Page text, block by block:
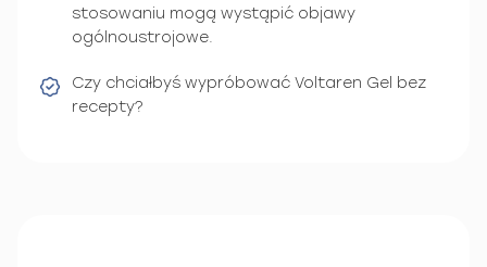
stosowaniu mogą wystąpić objawy
ogólnoustrojowe.
Czy chciałbyś wypróbować Voltaren Gel bez
recepty?